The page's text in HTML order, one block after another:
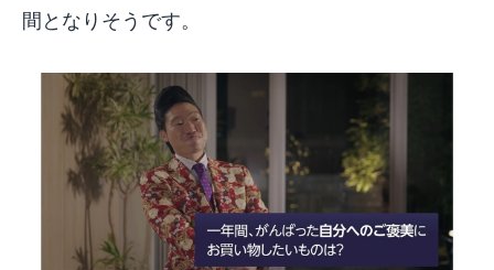
間となりそうです。